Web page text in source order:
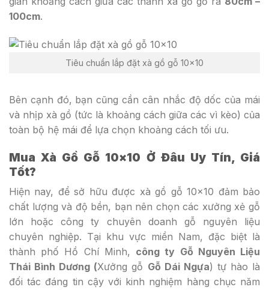
100cm.
Tiêu chuẩn lắp đặt xà gồ gỗ 10×10
Bên cạnh đó, bạn cũng cần cân nhắc độ dốc của mái
và nhịp xà gồ (tức là khoảng cách giữa các vì kèo) của
toàn bộ hệ mái để lựa chọn khoảng cách tối ưu.
Mua Xà Gồ Gỗ 10×10 Ở Đâu Uy Tín, Giá
Tốt?
Hiện nay, để sở hữu được xà gồ gỗ 10×10 đảm bảo
chất lượng và độ bền, bạn nên chọn các xưởng xẻ gỗ
lớn hoặc công ty chuyên doanh gỗ nguyên liệu
chuyên nghiệp. Tại khu vực miền Nam, đặc biệt là
thành phố Hồ Chí Minh, công ty Gỗ Nguyên Liệu
Thái Bình Dương (Xưởng gỗ Gỗ Dái Ngựa) tự hào là
đối tác đáng tin cậy với kinh nghiệm hàng chục năm